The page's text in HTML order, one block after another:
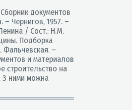
документов
– Чернигов, 1957. –
/ Сост.: Н.М.
Подборка
Фальчевская. –
и материалов
строительство на
З ними можна